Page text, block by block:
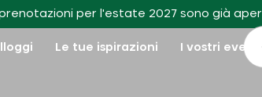
per l'estate 2027 sono già
Le tue ispirazioni I vostri eventi